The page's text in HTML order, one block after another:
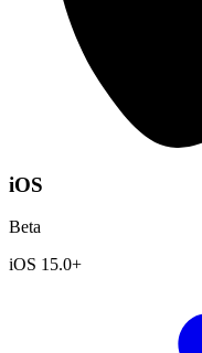
iOS
Beta
iOS 15.0+